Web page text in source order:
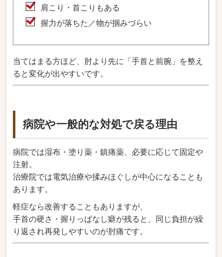
肩こり・首こりもある
握力が落ちた／物が掴みづらい
当てはまる方ほど、肘より先に「手首と前腕」を整え
ると変化が出やすいです。
病院や一般的な対処で戻る理由
病院では湿布・塗り薬・鎮痛薬、必要に応じて固定や
注射。
治療院では電気治療や揉みほぐしが中心になることも
あります。
軽症なら改善することもありますが、
手首の硬さ・握りっぱなし癖が残ると、同じ負担が繰
り返され再発しやすいのが肘痛です。